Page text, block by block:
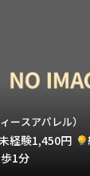
ィースアパレル）
経験1,450円
1分